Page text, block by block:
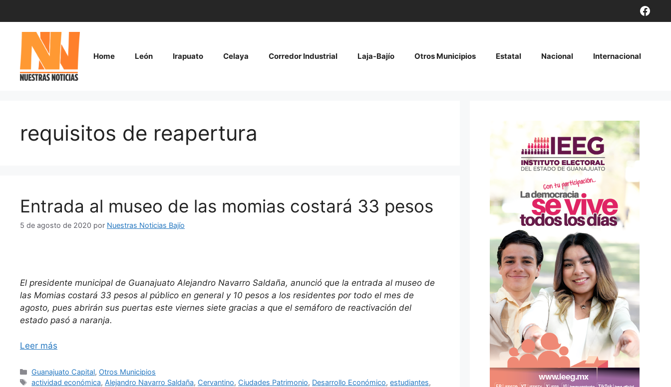
contenido
Home León Irapuato Celaya Corredor Industrial Laja-Bajío Otros Municipios Estatal Nacional Internacional
requisitos de reapertura
Entrada al museo de las momias costará 33 pesos
5 de agosto de 2020 por Nuestras Noticias Bajío
El presidente municipal de Guanajuato Alejandro Navarro Saldaña, anunció que la entrada al museo de
las Momias costará 33 pesos al público en general y 10 pesos a los residentes por todo el mes de
agosto, pues abrirán sus puertas este viernes siete gracias a que el semáforo de reactivación del
estado pasó a naranja.
Leer más
Categorías
Guanajuato Capital, Otros Municipios
Etiquetas
actividad económica, Alejandro Navarro Saldaña, Cervantino, Ciudades Patrimonio, Desarrollo Económico,estudiantes,